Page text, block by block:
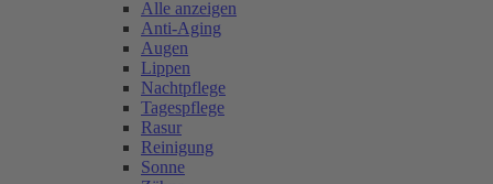
Alle anzeigen
Anti-Aging
Augen
Lippen
Nachtpflege
Tagespflege
Rasur
Reinigung
Sonne